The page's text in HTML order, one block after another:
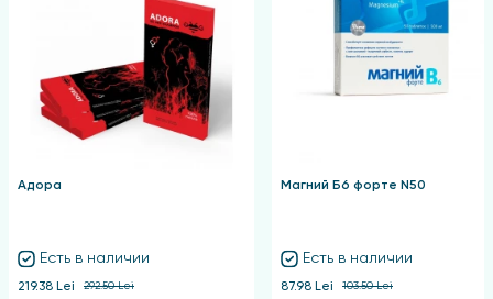
Адора
Есть в наличии
219.38 Lei 292.50 Lei
Магний Б6 форте N50
Есть в наличии
87.98 Lei 103.50 Lei